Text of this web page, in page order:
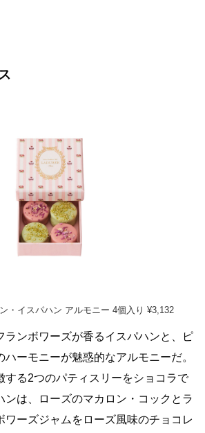
・イスパハン アルモニー 4個入り ¥3,132
ランボワーズが香るイスパハンと、ピ
ハーモニーが魅惑的なアルモニーだ。
する2つのパティスリーをショコラで
ンは、ローズのマカロン・コックとラ
ワーズジャムをローズ風味のチョコレ